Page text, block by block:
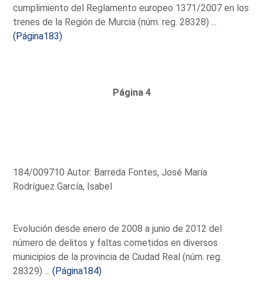
cumplimiento del Reglamento europeo 1371/2007 en los
trenes de la Región de Murcia (núm. reg. 28328) ...
(Página183)
Página 4
184/009710 Autor: Barreda Fontes, José María
Rodríguez García, Isabel
Evolución desde enero de 2008 a junio de 2012 del
número de delitos y faltas cometidos en diversos
municipios de la provincia de Ciudad Real (núm. reg.
28329) ...(Página184)